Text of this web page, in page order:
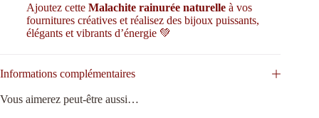
Ajoutez cette Malachite rainurée naturelleà vos
fournitures créatives et réalisez des bijoux puissants,
élégants et vibrants d’énergie 💚
Informations complémentaires
Vous aimerez peut-être aussi…